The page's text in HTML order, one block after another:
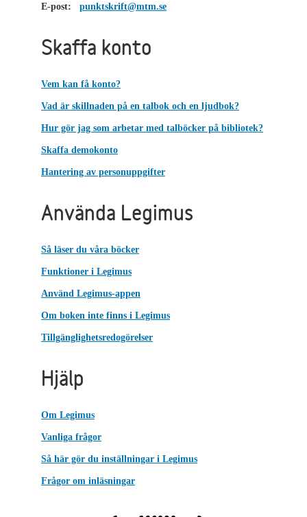
E-post:
punktskrift@mtm.se
Skaffa konto
Vem kan få konto?
Vad är skillnaden på en talbok och en ljudbok?
Hur gör jag som arbetar med talböcker på bibliotek?
Skaffa demokonto
Hantering av personuppgifter
Använda Legimus
Så läser du våra böcker
Funktioner i Legimus
Använd Legimus-appen
Om boken inte finns i Legimus
Tillgänglighetsredogörelser
Hjälp
Om Legimus
Vanliga frågor
Så här gör du inställningar i Legimus
Frågor om inläsningar